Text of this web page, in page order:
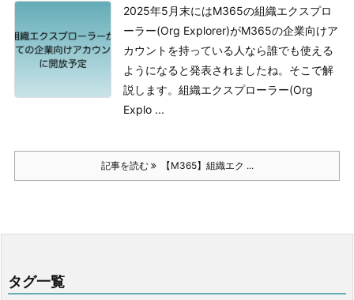
2025年5月末にはM365の組織エクスプロ
ーラー(Org Explorer)がM365の企業向けア
カウントを持っている人なら誰でも使える
ようになると発表されましたね。そこで解
説します。 組織エクスプローラー(Org
Explo ...
記事を読む 【M365】組織エク ...
タグ一覧